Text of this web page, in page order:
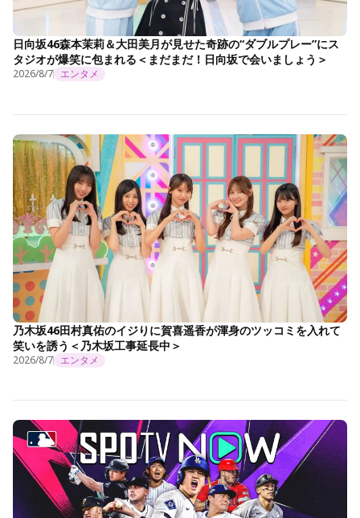
日向坂46森本茉莉＆大田美月が見せた奇跡の“ダブルプレー”にス
タジオが爆笑に包まれる＜まだまだ！日向坂で会いましょう＞
2026/8/7 エンタメ
乃木坂46田村真佑のイジりに賀喜遥香が渾身のツッコミを入れて
笑いを誘う＜乃木坂工事延長中＞
2026/8/7 エンタメ